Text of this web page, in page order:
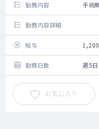
勤務内容 手術
勤務内容詳細
給与
勤務日数 週5日
お気に入り